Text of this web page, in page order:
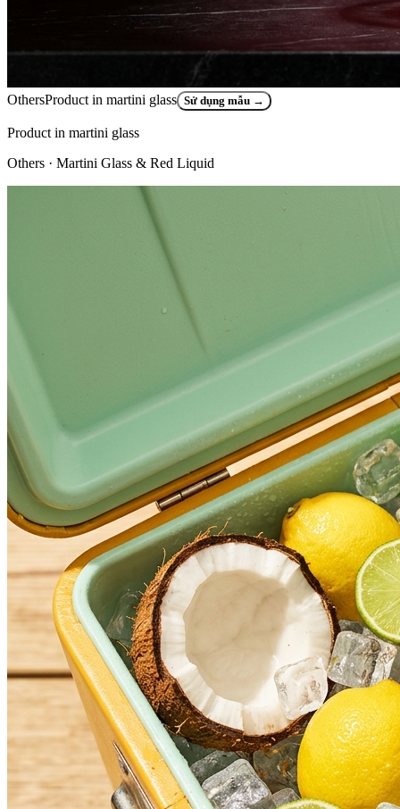
OthersProduct in martini glass Sử dụng mẫu →
Product in martini glass
Others · Martini Glass & Red Liquid